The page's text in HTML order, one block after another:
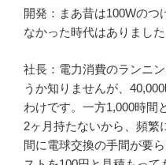
開発：まあ昔は100Wのつ
なかった時代はありました
社長：電力消費のランニ
うか知りませんが、
わけです。一方1,000時間
2ヶ月持たないから、頻繁
間に電球交換の手間が要